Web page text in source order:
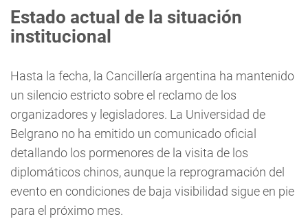
Estado actual de la situación
institucional
Hasta la fecha, la Cancillería argentina ha mantenido
un silencio estricto sobre el reclamo de los
organizadores y legisladores. La Universidad de
Belgrano no ha emitido un comunicado oficial
detallando los pormenores de la visita de los
diplomáticos chinos, aunque la reprogramación del
evento en condiciones de baja visibilidad sigue en pie
para el próximo mes.